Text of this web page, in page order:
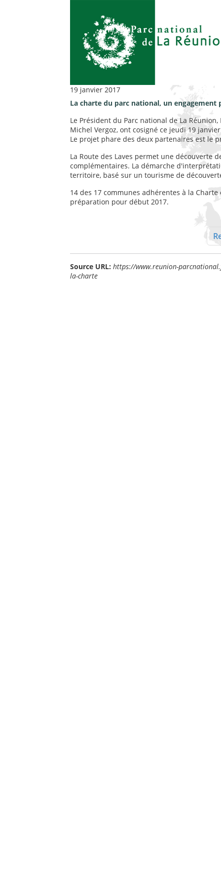
19 janvier 2017
La charte du parc national, un
Le Président du Parc national de La
Michel Vergoz, ont cosigné ce jeudi 19
Le projet phare des deux partenaires est le
La Route des Laves permet une découverte
complémentaires. La démarche
territoire, basé sur un tourisme de
14 des 17 communes adhérentes à la
préparation pour début 2017.
Source URL: https://www.reunion-
la-charte